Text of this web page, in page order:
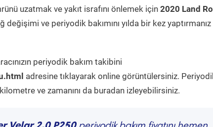
uzatmak ve yakıt israfını önlemek için 2020 Land
değişimi ve periyodik bakımını yılda bir kez yaptırmanız
periyodik bakım takibini
adresine tıklayarak online görüntülersiniz.
ve zamanını da buradan izleyebilirsiniz.